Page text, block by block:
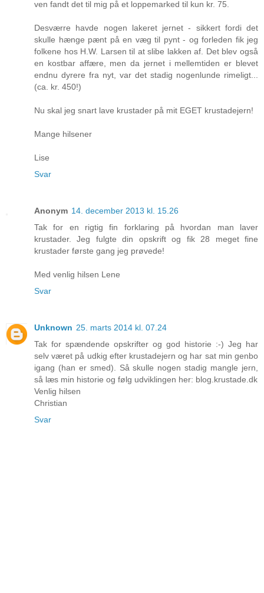
ven fandt det til mig på et loppemarked til kun kr. 75.
Desværre havde nogen lakeret jernet - sikkert fordi det
skulle hænge pænt på en væg til pynt - og forleden fik jeg
folkene hos H.W. Larsen til at slibe lakken af. Det blev også
en kostbar affære, men da jernet i mellemtiden er blevet
endnu dyrere fra nyt, var det stadig nogenlunde rimeligt...
(ca. kr. 450!)
Nu skal jeg snart lave krustader på mit EGET krustadejern!
Mange hilsener
Lise
Svar
Anonym 14. december 2013 kl. 15.26
Tak for en rigtig fin forklaring på hvordan man laver
krustader. Jeg fulgte din opskrift og fik 28 meget fine
krustader første gang jeg prøvede!
Med venlig hilsen Lene
Svar
Unknown 25. marts 2014 kl. 07.24
Tak for spændende opskrifter og god historie :-) Jeg har
selv været på udkig efter krustadejern og har sat min genbo
igang (han er smed). Så skulle nogen stadig mangle jern,
så læs min historie og følg udviklingen her: blog.krustade.dk
Venlig hilsen
Christian
Svar